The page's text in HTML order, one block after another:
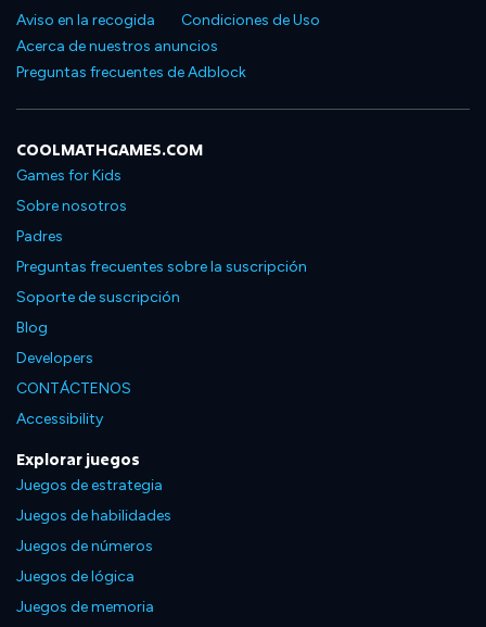
Aviso en la recogida
Condiciones de Uso
Acerca de nuestros anuncios
Preguntas frecuentes de Adblock
COOLMATHGAMES.COM
Games for Kids
Sobre nosotros
Padres
Preguntas frecuentes sobre la suscripción
Soporte de suscripción
Blog
Developers
CONTÁCTENOS
Accessibility
Explorar juegos
Juegos de estrategia
Juegos de habilidades
Juegos de números
Juegos de lógica
Juegos de memoria